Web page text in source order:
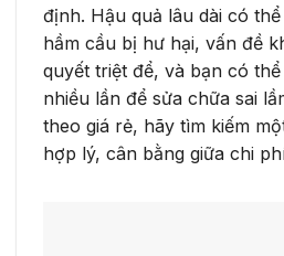
định. Hậu quả lâu dài có
hầm cầu bị hư hại, vấn đề
quyết triệt để, và bạn có
nhiều lần để sửa chữa sai
theo giá rẻ, hãy tìm kiếm
hợp lý, cân bằng giữa chi